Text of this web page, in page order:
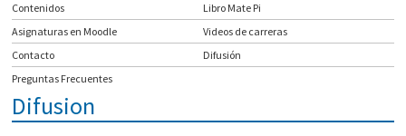
Contenidos
Libro Mate Pi
Asignaturas en Moodle
Videos de carreras
Contacto
Difusión
Preguntas Frecuentes
Difusion